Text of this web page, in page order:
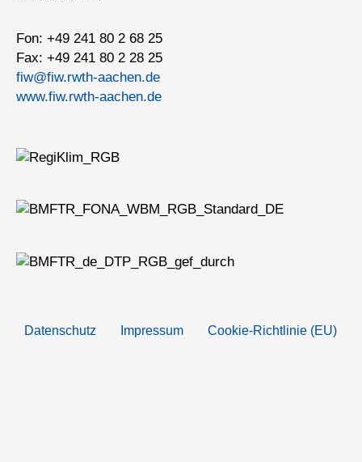
Fon: +49 241 80 2 68 25
Fax: +49 241 80 2 28 25
fiw@fiw.rwth-aachen.de
www.fiw.rwth-aachen.de
Datenschutz Impressum Cookie-Richtlinie (EU)